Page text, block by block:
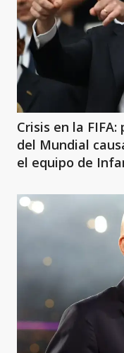
Crisis en la
del Mundial
el equipo de